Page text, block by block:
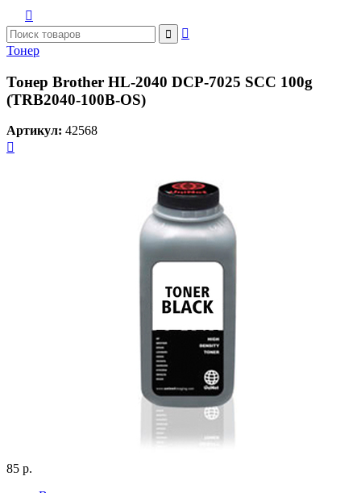



Тонер
Тонер Brother HL-2040 DCP-7025 SCC 100g
(TRB2040-100B-OS)
Артикул: 42568

85 р.